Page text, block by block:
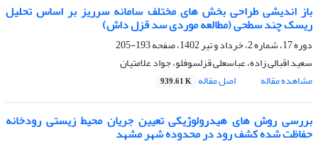
باز اندیشی طراحی بخش های مختلف سامانه سرریز بر اساس تحلیل
ریسک چند سطحی (مطالعه موردی سد قزل داش)
دوره 17، شماره 2، خرداد و تیر 1402، صفحه
193-205
سعید اقبالی زاده، عباسعلی قزلسوفلو، جواد علامتیان
مشاهده مقاله
اصل مقاله 939.61 K
بررسی روش های هیدرولوژیکی تعیین جریان محیط زیستی رودخانه
حفاظت شده کشف رود در محدوده شهر مشهد